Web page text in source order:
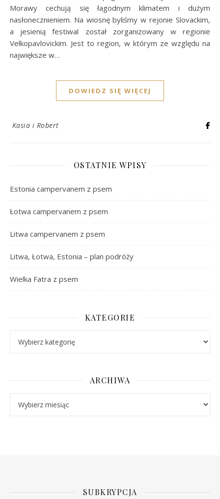
Morawy cechują się łagodnym klimatem i dużym
nasłonecznieniem. Na wiosnę byliśmy w rejonie Slovackim,
a jesienią festiwal został zorganizowany w regionie
Velkopavlovickim. Jest to region, w którym ze względu na
największe w…
DOWIEDZ SIĘ WIĘCEJ
Kasia i Robert
OSTATNIE WPISY
Estonia campervanem z psem
Łotwa campervanem z psem
Litwa campervanem z psem
Litwa, Łotwa, Estonia – plan podróży
Wielka Fatra z psem
KATEGORIE
ARCHIWA
SUBKRYPCJA